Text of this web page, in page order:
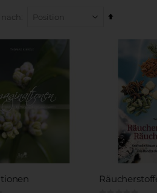
nach
Reihenfolge